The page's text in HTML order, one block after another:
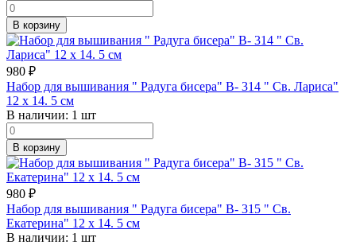
В корзину
980 ₽
Набор для вышивания " Радуга бисера" В- 314 " Св. Лариса"
12 х 14. 5 см
В наличии: 1 шт
В корзину
980 ₽
Набор для вышивания " Радуга бисера" В- 315 " Св.
Екатерина" 12 х 14. 5 см
В наличии: 1 шт